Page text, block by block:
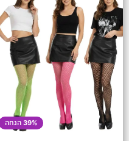
39% הנחה